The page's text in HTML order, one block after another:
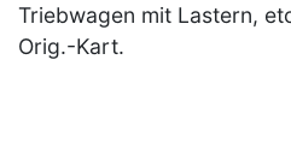
Triebwagen mit Lastern,
Orig.-Kart.